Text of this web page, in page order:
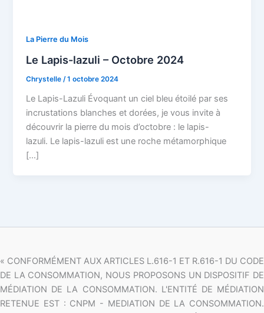
La Pierre du Mois
Le Lapis-lazuli – Octobre 2024
Chrystelle/1 octobre 2024
Le Lapis-Lazuli Évoquant un ciel bleu étoilé par ses
incrustations blanches et dorées, je vous invite à
découvrir la pierre du mois d’octobre : le lapis-
lazuli. Le lapis-lazuli est une roche métamorphique
[…]
« CONFORMÉMENT AUX ARTICLES L.616-1 ET R.616-1 DU CODE
DE LA CONSOMMATION, NOUS PROPOSONS UN DISPOSITIF DE
MÉDIATION DE LA CONSOMMATION. L'ENTITÉ DE MÉDIATION
RETENUE EST : CNPM - MEDIATION DE LA CONSOMMATION.